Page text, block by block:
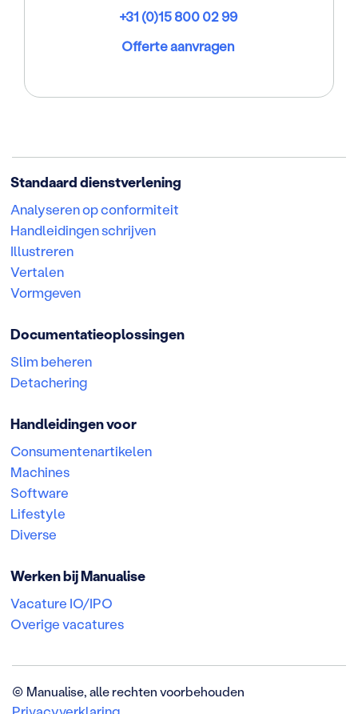
+31 (0)15 800 02 99
Offerte aanvragen
Standaard dienstverlening
Analyseren op conformiteit
Handleidingen schrijven
Illustreren
Vertalen
Vormgeven
Documentatieoplossingen
Slim beheren
Detachering
Handleidingen voor
Consumentenartikelen
Machines
Software
Lifestyle
Diverse
Werken bij Manualise
Vacature IO/IPO
Overige vacatures
© Manualise, alle rechten voorbehouden